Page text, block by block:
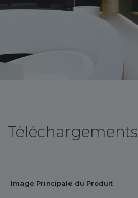
Téléchargements
Image Principale du Produit